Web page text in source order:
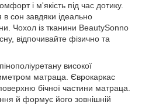
і м'якість під час дотику.
в сон завдяки ідеально
Чохол із тканини BeautySonno
відпочивайте фізично та
високої
матраца. Єврокаркас
бічної частини матраца.
й формує його зовнішній